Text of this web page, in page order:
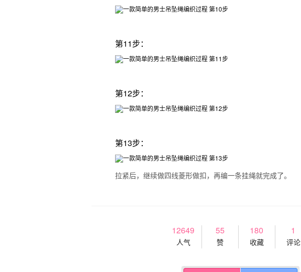
第11步：
第12步：
第13步：
拉紧后，继续做四线菱形做扣，再编一条挂绳就完成了。
12649
人气
55
赞
180
收藏
1
评论